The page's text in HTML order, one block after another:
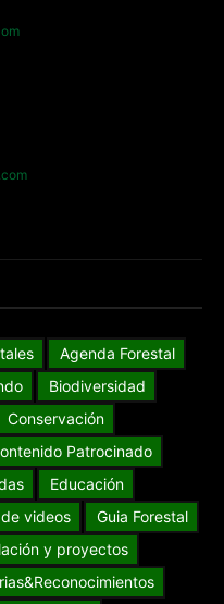
Agenda Forestal
Biodiversidad
Conservación
Patrocinado
Educación
videos
Guia Forestal
y proyectos